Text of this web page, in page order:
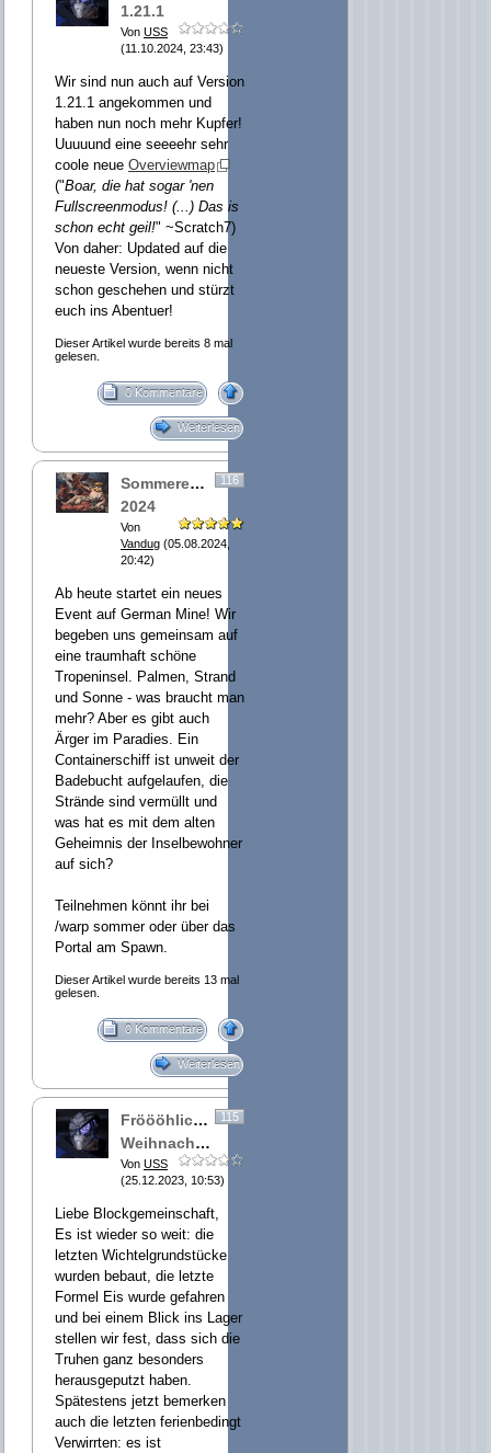
1.21.1
Von USS
(11.10.2024, 23:43)
Wir sind nun auch auf Version
1.21.1 angekommen und
haben nun noch mehr Kupfer!
Uuuuund eine seeeehr sehr
coole neue Overviewmap
("Boar, die hat sogar 'nen
Fullscreenmodus! (...) Das is
schon echt geil!" ~Scratch7)
Von daher: Updated auf die
neueste Version, wenn nicht
schon geschehen und stürzt
euch ins Abentuer!
Dieser Artikel wurde bereits 8 mal
gelesen.
0 Kommentare
Weiterlesen
116
Sommerevent
2024
Von
Vandug (05.08.2024,
20:42)
Ab heute startet ein neues
Event auf German Mine! Wir
begeben uns gemeinsam auf
eine traumhaft schöne
Tropeninsel. Palmen, Strand
und Sonne - was braucht man
mehr? Aber es gibt auch
Ärger im Paradies. Ein
Containerschiff ist unweit der
Badebucht aufgelaufen, die
Strände sind vermüllt und
was hat es mit dem alten
Geheimnis der Inselbewohner
auf sich?
Teilnehmen könnt ihr bei
/warp sommer oder über das
Portal am Spawn.
Dieser Artikel wurde bereits 13 mal
gelesen.
0 Kommentare
Weiterlesen
115
Fröööhliche
Weihnachten!
Von USS
(25.12.2023, 10:53)
Liebe Blockgemeinschaft,
Es ist wieder so weit: die
letzten Wichtelgrundstücke
wurden bebaut, die letzte
Formel Eis wurde gefahren
und bei einem Blick ins Lager
stellen wir fest, dass sich die
Truhen ganz besonders
herausgeputzt haben.
Spätestens jetzt bemerken
auch die letzten ferienbedingt
Verwirrten: es ist